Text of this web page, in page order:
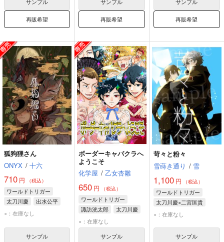
再販希望 再販希望 再販希望
狐狗狸さん
ONYX / 十六
710 円 （税込）
ワールドトリガー
太刀川慶
出水公平
国近柚宇
×：在庫なし
サンプル
ボーダーキャバクラへ
ようこそ
化学屋 / 乙女杏雛
650 円 （税込）
ワールドトリガー
諏訪洸太郎
太刀川慶
東春秋
×：在庫なし
サンプル
苛々と粉々
雪蒔き通り / 雪
1,100円 （税込）
ワールドトリガー
太刀川慶×二宮匡貴
太刀川慶
×：在庫なし
サンプル